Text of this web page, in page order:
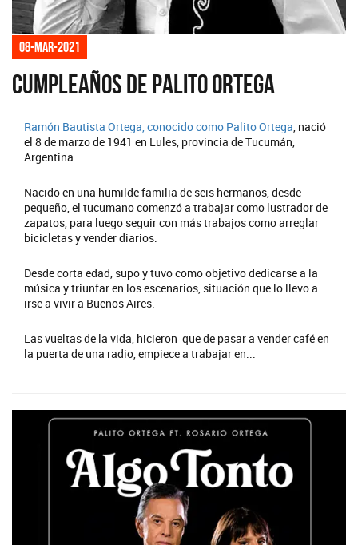
08-mar-2021
Cumpleaños de Palito Ortega
Ramón Bautista Ortega, conocido como Palito Ortega , nació
el 8 de marzo de 1941 en Lules, provincia de Tucumán,
Argentina.
Nacido en una humilde familia de seis hermanos, desde
pequeño, el tucumano comenzó a trabajar como lustrador de
zapatos, para luego seguir con más trabajos como arreglar
bicicletas y vender diarios.
Desde corta edad, supo y tuvo como objetivo dedicarse a la
música y triunfar en los escenarios, situación que lo llevo a
irse a vivir a Buenos Aires.
Las vueltas de la vida, hicieron que de pasar a vender café en
la puerta de una radio, empiece a trabajar en...